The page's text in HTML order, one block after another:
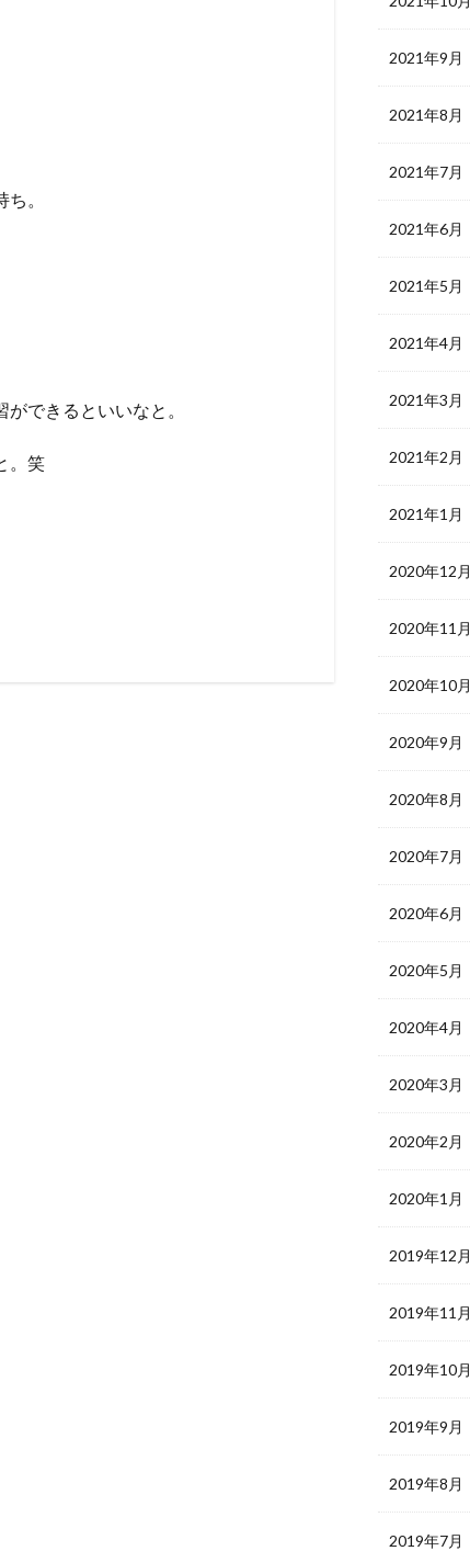
。
できるといいなと。
。笑
2021年9月
2021年8月
2021年7月
2021年6月
2021年5月
2021年4月
2021年3月
2021年2月
2021年1月
2020年12月
2020年11月
2020年10月
2020年9月
2020年8月
2020年7月
2020年6月
2020年5月
2020年4月
2020年3月
2020年2月
2020年1月
2019年12月
2019年11月
2019年10月
2019年9月
2019年8月
2019年7月